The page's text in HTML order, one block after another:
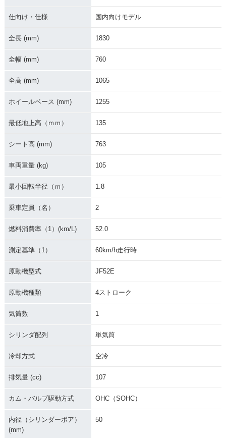
仕向け・仕様 国内向けモデル
全長 (mm) 1830
全幅 (mm) 760
全高 (mm) 1065
ホイールベース (mm) 1255
最低地上高（ｍｍ） 135
シート高 (mm) 763
車両重量 (kg) 105
最小回転半径（ｍ） 1.8
乗車定員（名） 2
燃料消費率（1）(km/L) 52.0
測定基準（1） 60km/h走行時
原動機型式 JF52E
原動機種類 4ストローク
気筒数 1
シリンダ配列 単気筒
冷却方式 空冷
排気量 (cc) 107
カム・バルブ駆動方式 OHC（SOHC）
内径（シリンダーボア）
(mm)
50